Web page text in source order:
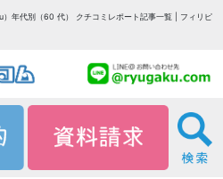
年代別（60 代） クチコミレポート記事一覧 | フィリピ